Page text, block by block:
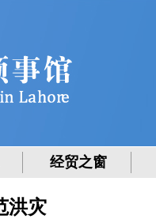
经贸之窗
洪灾